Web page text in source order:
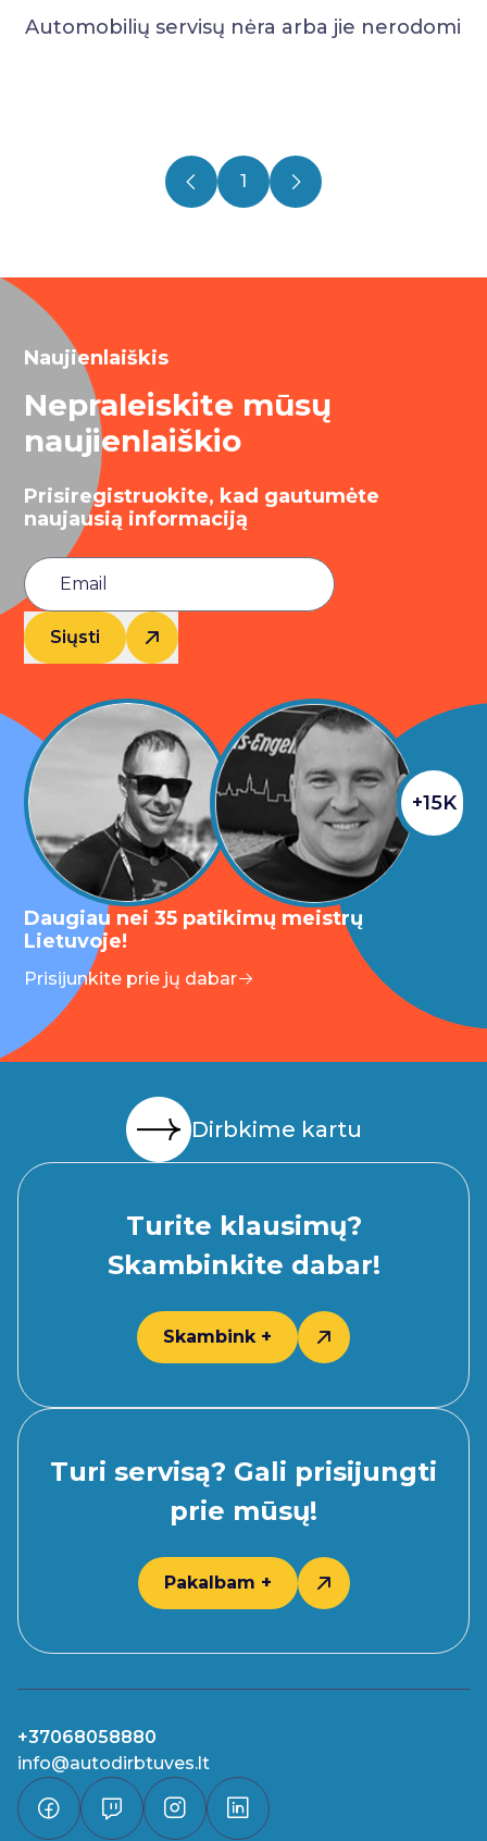
Automobilių servisų nėra arba jie nerodomi
1
Naujienlaiškis
Nepraleiskite mūsų
naujienlaiškio
Prisiregistruokite, kad gautumėte
naujausią informaciją
Siųsti
+15K
Daugiau nei 35 patikimų meistrų
Lietuvoje!
Prisijunkite prie jų dabar
Dirbkime kartu
Turite klausimų?
Skambinkite dabar!
Skambink +
Turi servisą? Gali prisijungti
prie mūsų!
Pakalbam +
+37068058880
info@autodirbtuves.lt